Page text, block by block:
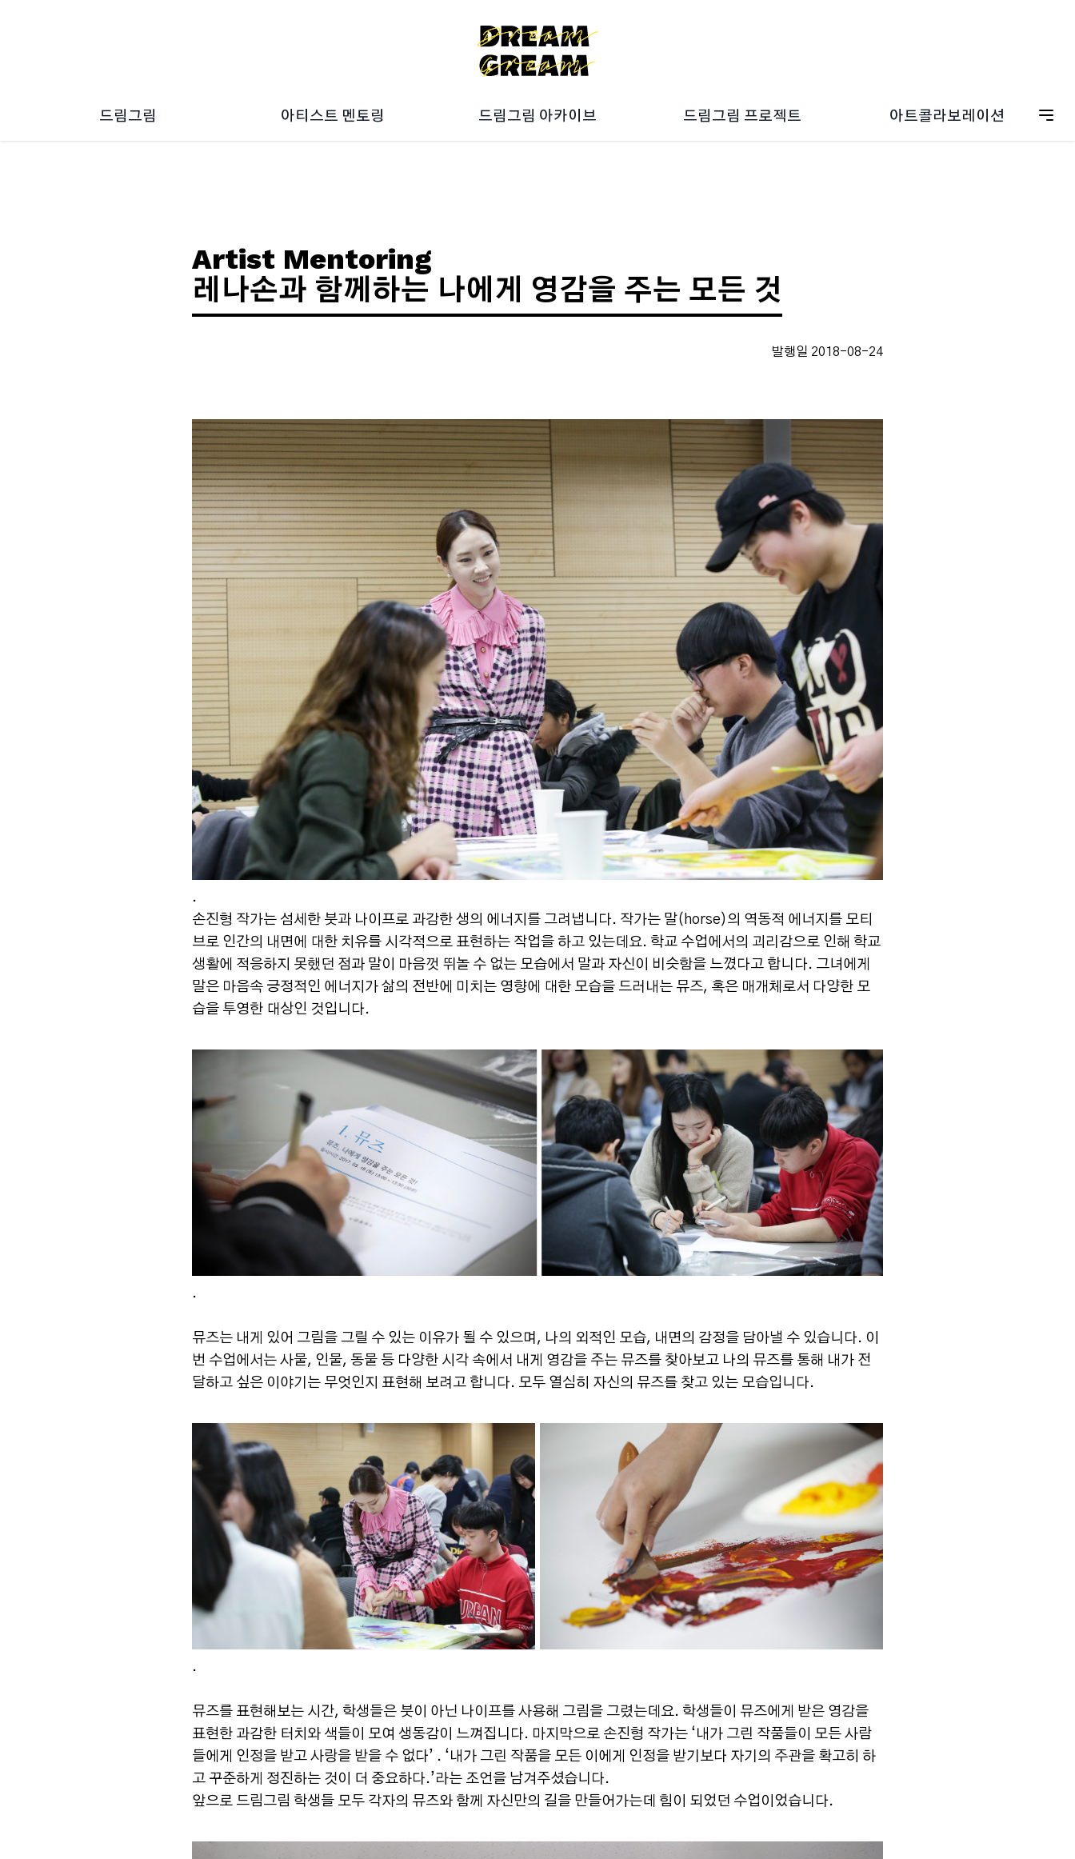
드림그림 아티스트 멘토링 드림그림 아카이브 드림그림 프로젝트 아트콜라보레이션
Artist Mentoring
레나손과 함께하는 나에게 영감을 주는 모든 것
발행일 2018-08-24
.
손진형 작가는 섬세한 붓과 나이프로 과감한 생의 에너지를 그려냅니다. 작가는 말(horse)의 역동적 에너지를 모티
브로 인간의 내면에 대한 치유를 시각적으로 표현하는 작업을 하고 있는데요. 학교 수업에서의 괴리감으로 인해 학교
생활에 적응하지 못했던 점과 말이 마음껏 뛰놀 수 없는 모습에서 말과 자신이 비슷함을 느꼈다고 합니다. 그녀에게
말은 마음속 긍정적인 에너지가 삶의 전반에 미치는 영향에 대한 모습을 드러내는 뮤즈, 혹은 매개체로서 다양한 모
습을 투영한 대상인 것입니다.
.
뮤즈는 내게 있어 그림을 그릴 수 있는 이유가 될 수 있으며, 나의 외적인 모습, 내면의 감정을 담아낼 수 있습니다. 이
번 수업에서는 사물, 인물, 동물 등 다양한 시각 속에서 내게 영감을 주는 뮤즈를 찾아보고 나의 뮤즈를 통해 내가 전
달하고 싶은 이야기는 무엇인지 표현해 보려고 합니다. 모두 열심히 자신의 뮤즈를 찾고 있는 모습입니다.
.
뮤즈를 표현해보는 시간, 학생들은 붓이 아닌 나이프를 사용해 그림을 그렸는데요. 학생들이 뮤즈에게 받은 영감을
표현한 과감한 터치와 색들이 모여 생동감이 느껴집니다. 마지막으로 손진형 작가는 ‘내가 그린 작품들이 모든 사람
들에게 인정을 받고 사랑을 받을 수 없다’ . ‘내가 그린 작품을 모든 이에게 인정을 받기보다 자기의 주관을 확고히 하
고 꾸준하게 정진하는 것이 더 중요하다.’라는 조언을 남겨주셨습니다.
앞으로 드림그림 학생들 모두 각자의 뮤즈와 함께 자신만의 길을 만들어가는데 힘이 되었던 수업이었습니다.